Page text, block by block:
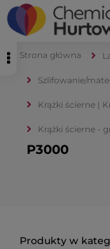
Strona główna
Szlifowanie/
Krążki ścierne |
Krążki ścierne -
P3000